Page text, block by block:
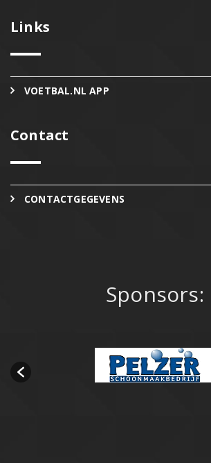
Links
VOETBAL.NL APP
Contact
CONTACTGEGEVENS
Sponsors: